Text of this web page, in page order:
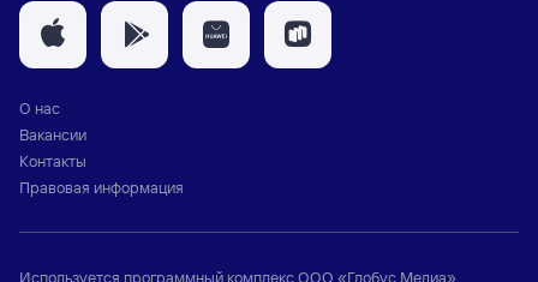
О нас
Вакансии
Контакты
Правовая информация
Используется программный комплексООО «Глобус Медиа»